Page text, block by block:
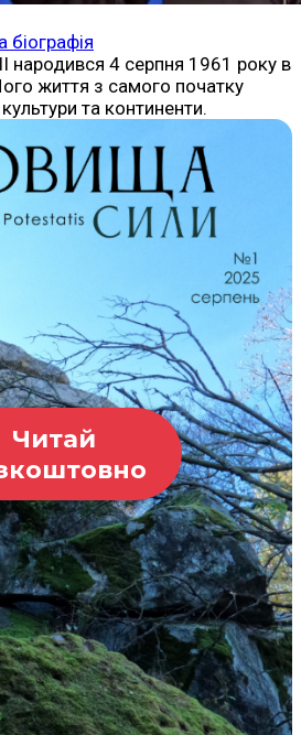
народився 4 серпня 1961 року в
життя з самого початку
та континенти.
Читай